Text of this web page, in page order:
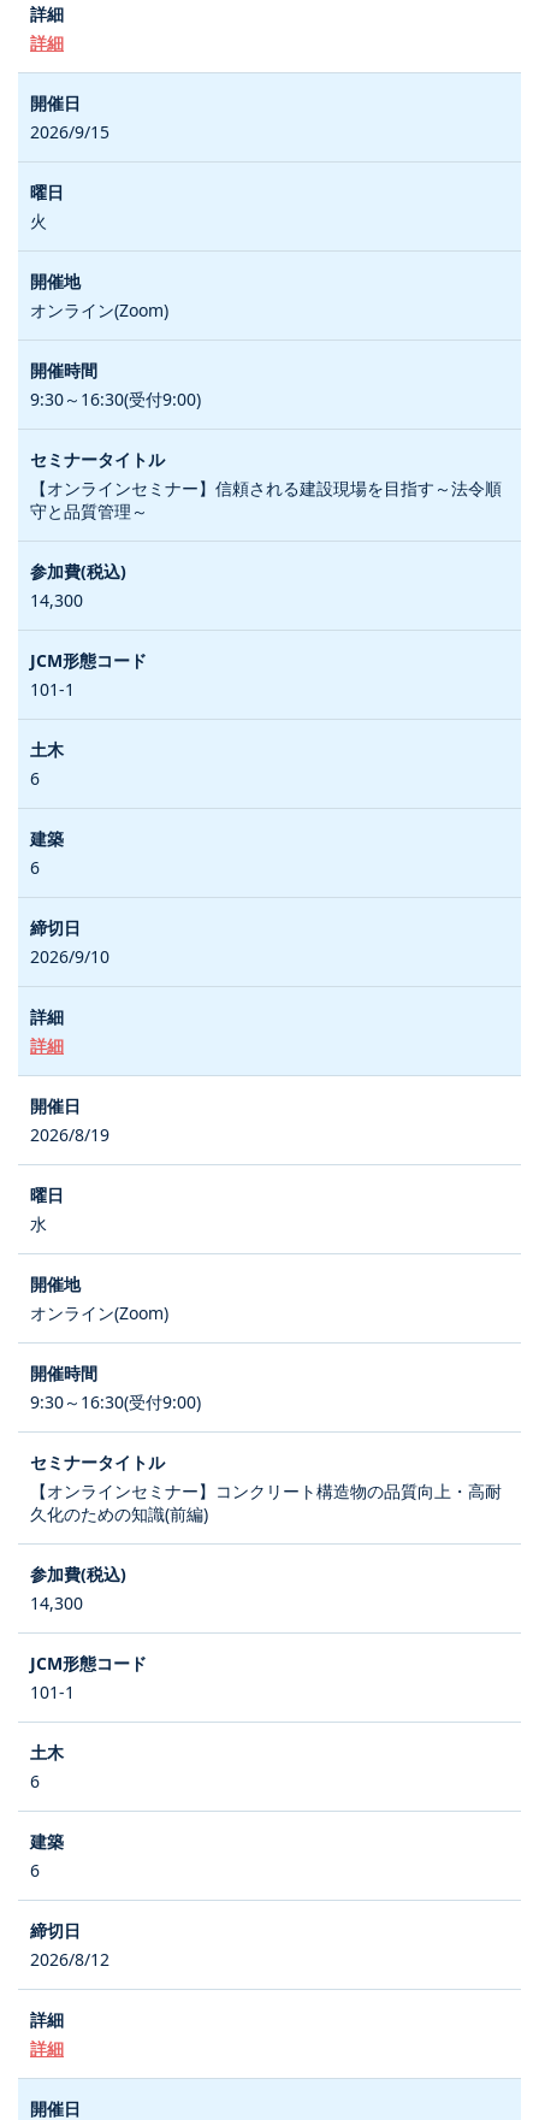
詳細
2026/9/15
火
オンライン(Zoom)
9:30～16:30(受付9:00)
【オンラインセミナー】信頼される建設現場を目指す～法令順
守と品質管理～
14,300
101-1
6
6
2026/9/10
詳細
2026/8/19
水
オンライン(Zoom)
9:30～16:30(受付9:00)
【オンラインセミナー】コンクリート構造物の品質向上・高耐
久化のための知識(前編)
14,300
101-1
6
6
2026/8/12
詳細